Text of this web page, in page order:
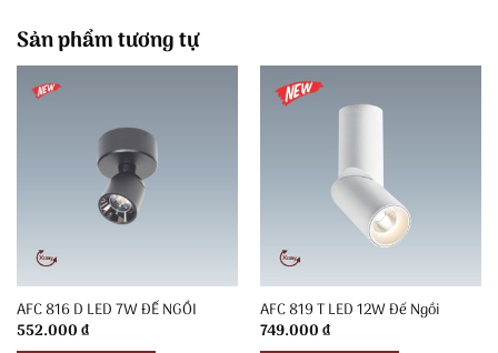
Sản phẩm tương tự
AFC 816 D LED 7W ĐẾ NGỒI
552.000₫
AFC 819 T LED 12W Đế Ngồi
749.000₫